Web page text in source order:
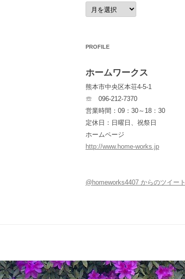
ア
ー
カ
PROFILE
ホームワークス
熊本市中央区本荘4-5-1
☏ 096-212-7370
営業時間：09：30～18：30
定休日：日曜日、祝祭日
ホームページ
http://www.home-works.jp
@homeworks4407 からのツイート